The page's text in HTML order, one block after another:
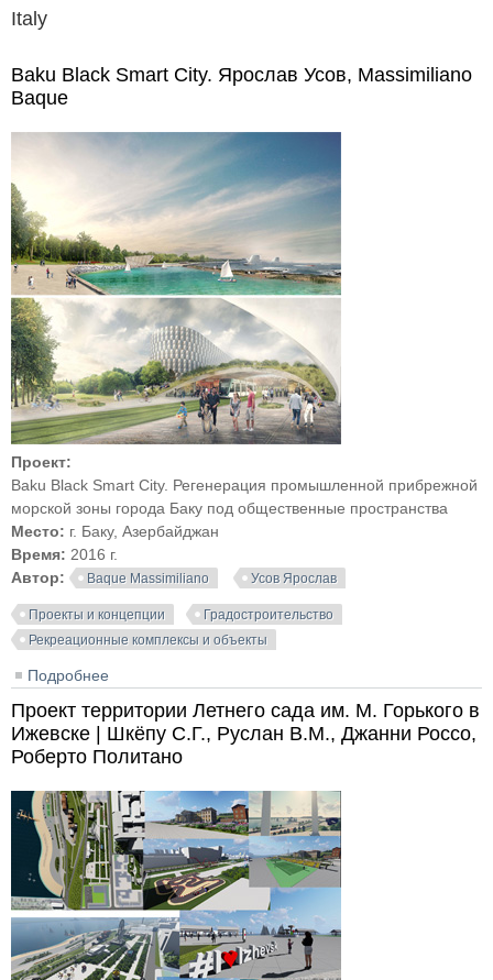
Italy
Baku Black Smart City. Ярослав Усов, Massimiliano
Baque
Проект:
Baku Black Smart City. Регенерация промышленной прибрежной
морской зоны города Баку под общественные пространства
Место: г. Баку, Азербайджан
Время: 2016 г.
Автор:
Baque Massimiliano Усов Ярослав
Проекты и концепции
Градостроительство
Рекреационные комплексы и объекты
Подробнее
Проект территории Летнего сада им. М. Горького в
Ижевске | Шкёпу С.Г., Руслан В.М., Джанни Россо,
Роберто Политано